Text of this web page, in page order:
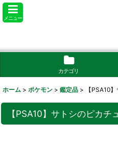
メニュー
カテゴリ
ホーム > ポケモン > 鑑定品 > 【PSA10
【PSA10】サトシのピカ